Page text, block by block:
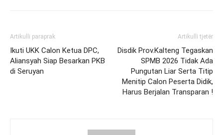
Artikulli paraprak
Ikuti UKK Calon Ketua DPC,
Aliansyah Siap Besarkan PKB
di Seruyan
Artikulli tjetër
Disdik Prov.Kalteng Tegaskan
SPMB 2026 Tidak Ada
Pungutan Liar Serta Titip
Menitip Calon Peserta Didik,
Harus Berjalan Transparan !